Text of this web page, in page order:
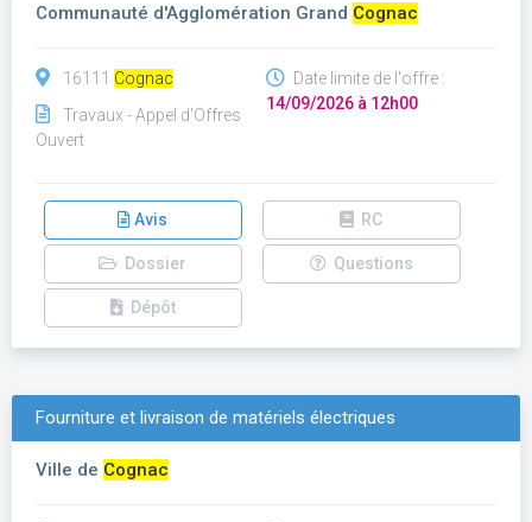
Communauté d'Agglomération Grand Cognac
16111 Cognac
Travaux - Appel d'Offres
Ouvert
Date limite de l'offre :
14/09/2026 à 12h00
Avis RC
Dossier Questions
Dépôt
Fourniture et livraison de matériels électriques
Ville de Cognac